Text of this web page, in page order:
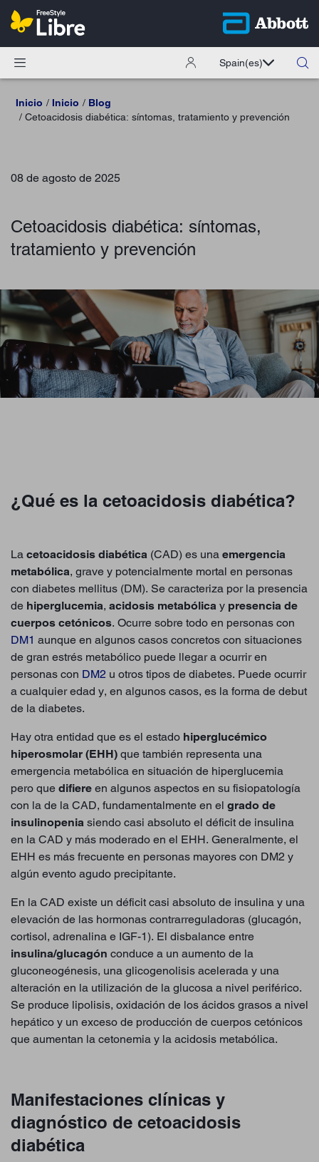
Spain(es)
Inicio Inicio
Blog
Cetoacidosis diabética: síntomas, tratamiento y prevención
08 de agosto de 2025
Cetoacidosis diabética: síntomas,
tratamiento y prevención
¿Qué es la cetoacidosis diabética?
La cetoacidosis diabética (CAD) es una emergencia
metabólica, grave y potencialmente mortal en personas
con diabetes mellitus (DM). Se caracteriza por la presencia
de hiperglucemia, acidosis metabólica y presencia de
cuerpos cetónicos. Ocurre sobre todo en personas con
DM1 aunque en algunos casos concretos con situaciones
de gran estrés metabólico puede llegar a ocurrir en
personas con DM2 u otros tipos de diabetes. Puede ocurrir
a cualquier edad y, en algunos casos, es la forma de debut
de la diabetes.
Hay otra entidad que es el estado hiperglucémico
hiperosmolar (EHH) que también representa una
emergencia metabólica en situación de hiperglucemia
pero que difiere en algunos aspectos en su fisiopatología
con la de la CAD, fundamentalmente en el grado de
insulinopenia siendo casi absoluto el déficit de insulina
en la CAD y más moderado en el EHH. Generalmente, el
EHH es más frecuente en personas mayores con DM2 y
algún evento agudo precipitante.
En la CAD existe un déficit casi absoluto de insulina y una
elevación de las hormonas contrarreguladoras (glucagón,
cortisol, adrenalina e IGF-1). El disbalance entre
insulina/glucagón conduce a un aumento de la
gluconeogénesis, una glicogenolisis acelerada y una
alteración en la utilización de la glucosa a nivel periférico.
Se produce lipolisis, oxidación de los ácidos grasos a nivel
hepático y un exceso de producción de cuerpos cetónicos
que aumentan la cetonemia y la acidosis metabólica.
Manifestaciones clínicas y
diagnóstico de cetoacidosis
diabética